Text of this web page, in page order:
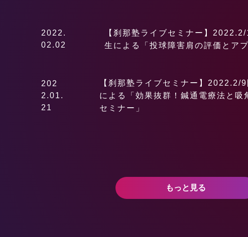
2022.
02.02
【刹那塾ライブセミナー】
生による「投球障害肩の評価とアプ
202
2.01.
21
【刹那塾ライブセミナー】2022.2/
による「効果抜群！鍼通電療法と吸
セミナー」
もっと見る